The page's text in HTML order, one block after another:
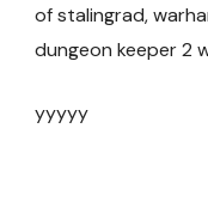
of stalingrad,
dungeon keeper 2
yyyyy